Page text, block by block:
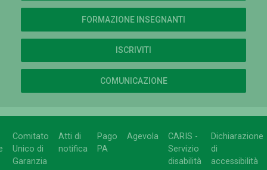
FORMAZIONE INSEGNANTI
ISCRIVITI
COMUNICAZIONE
Comitato
Unico di
Garanzia
Atti di
notifica
Pago
PA
Agevola
CARIS -
Servizio
disabilità
Dichiarazione
di
accessibilità